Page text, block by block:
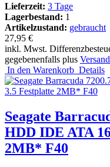
Lieferzeit: 3 Tage
Lagerbestand: 1
Artikelzustand: gebraucht
27,95 €
inkl. Mwst.
gegebenenfalls plus
In den Warenkorb Details
Seagate
HDD IDE ATA
2MB* F40